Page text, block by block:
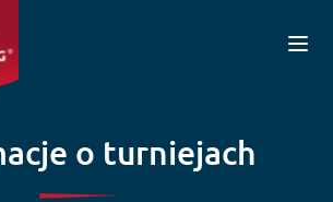
o turniejach